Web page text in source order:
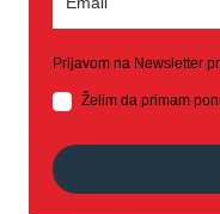
Prijavom na Newsletter
Želim da primam